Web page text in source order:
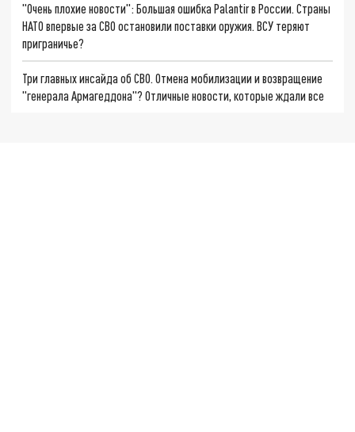
"Очень плохие новости": Большая ошибка Palantir в России. Страны
НАТО впервые за СВО остановили поставки оружия. ВСУ теряют
приграничье?
Три главных инсайда об СВО. Отмена мобилизации и возвращение
"генерала Армагеддона"? Отличные новости, которые ждали все